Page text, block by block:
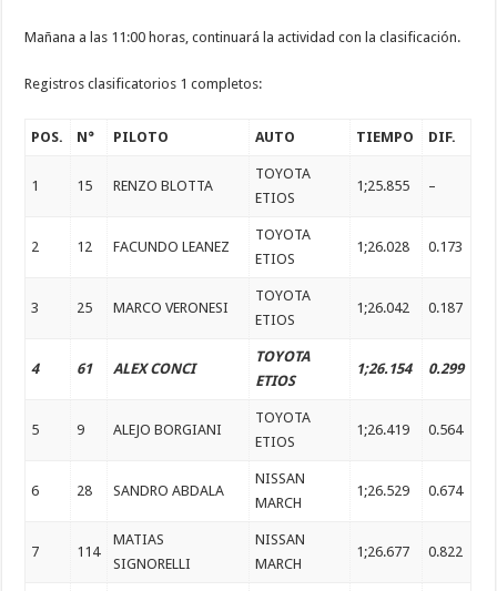
Mañana a las 11:00 horas, continuará la actividad con la clasificación.
Registros clasificatorios 1 completos:
POS. N° PILOTO AUTO TIEMPO DIF.
1 15 RENZO BLOTTA
TOYOTA
ETIOS
1;25.855 –
2 12 FACUNDO LEANEZ
TOYOTA
ETIOS
1;26.028 0.173
3 25 MARCO VERONESI
TOYOTA
ETIOS
1;26.042 0.187
4 61 ALEX CONCI
TOYOTA
ETIOS
1;26.154 0.299
5 9 ALEJO BORGIANI
TOYOTA
ETIOS
1;26.419 0.564
6 28 SANDRO ABDALA
NISSAN
MARCH
1;26.529 0.674
7 114
MATIAS
SIGNORELLI
NISSAN
MARCH
1;26.677 0.822